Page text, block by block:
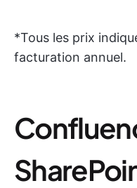
*Tous les prix
facturation annuel.